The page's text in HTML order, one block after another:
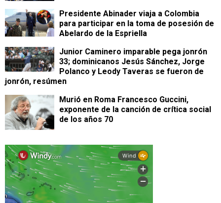
Presidente Abinader viaja a Colombia
para participar en la toma de posesión de
Abelardo de la Espriella
Junior Caminero imparable pega jonrón
33; dominicanos Jesús Sánchez, Jorge
Polanco y Leody Taveras se fueron de
jonrón, resúmen
Murió en Roma Francesco Guccini,
exponente de la canción de crítica social
de los años 70